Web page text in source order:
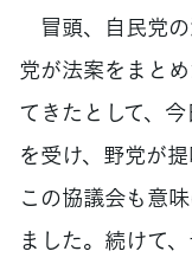
冒頭、自民党
党が法案をまと
てきたとして、
を受け、野党が提
この協議会も意
ました。続けて